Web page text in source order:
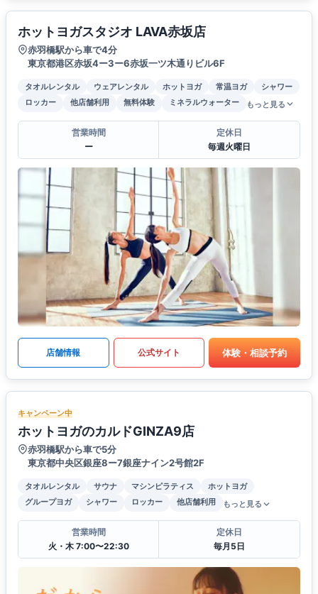
ホットヨガスタジオ LAVA赤坂店
赤羽橋駅から車で4分
東京都港区赤坂4ー3ー6赤坂一ツ木通りビル6F
タオルレンタル ウェアレンタル ホットヨガ 常温ヨガ
シャワー
ロッカー
他店舗利用 無料体験 ミネラルウォーター もっと見る
営業時間
ー
定休日
毎週火曜日
店舗情報 公式サイト 体験・相談予約
キャンペーン中
ホットヨガのカルドGINZA9店
赤羽橋駅から車で5分
東京都中央区銀座8ー7銀座ナイン2号館2F
タオルレンタル サウナ マシンピラティス
ホットヨガ
グループヨガ
シャワー ロッカー 他店舗利用 もっと見る
営業時間
火・木 7:00〜22:30
定休日
毎月5日